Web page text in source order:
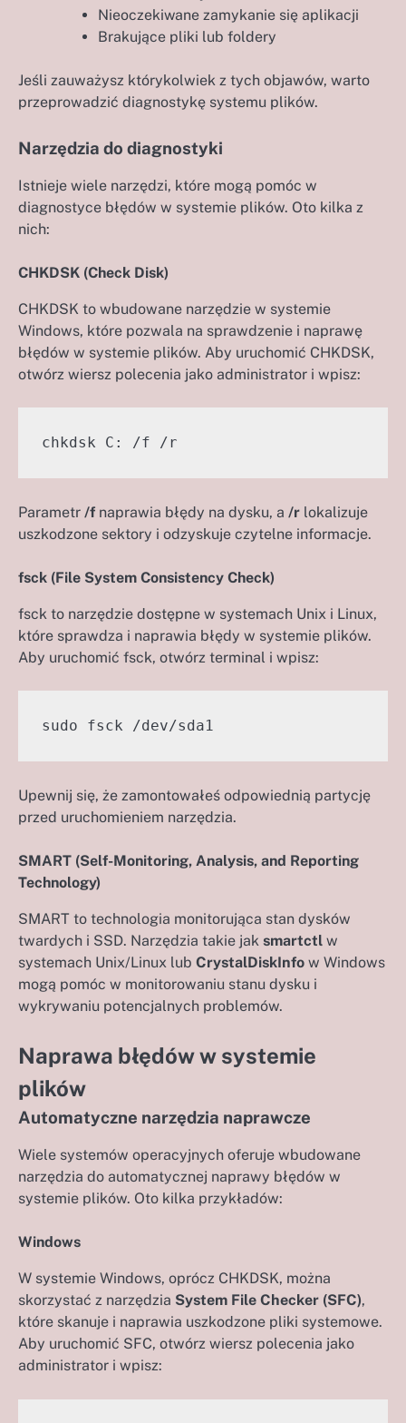
Nieoczekiwane zamykanie się aplikacji
Brakujące pliki lub foldery
Jeśli zauważysz którykolwiek z tych objawów, warto
przeprowadzić diagnostykę systemu plików.
Narzędzia do diagnostyki
Istnieje wiele narzędzi, które mogą pomóc w
diagnostyce błędów w systemie plików. Oto kilka z
nich:
CHKDSK (Check Disk)
CHKDSK to wbudowane narzędzie w systemie
Windows, które pozwala na sprawdzenie i naprawę
błędów w systemie plików. Aby uruchomić CHKDSK,
otwórz wiersz polecenia jako administrator i wpisz:
chkdsk C: /f /r
Parametr /f naprawia błędy na dysku, a /r lokalizuje
uszkodzone sektory i odzyskuje czytelne informacje.
fsck (File System Consistency Check)
fsck to narzędzie dostępne w systemach Unix i Linux,
które sprawdza i naprawia błędy w systemie plików.
Aby uruchomić fsck, otwórz terminal i wpisz:
sudo fsck /dev/sda1
Upewnij się, że zamontowałeś odpowiednią partycję
przed uruchomieniem narzędzia.
SMART (Self-Monitoring, Analysis, and Reporting
Technology)
SMART to technologia monitorująca stan dysków
twardych i SSD. Narzędzia takie jak smartctl w
systemach Unix/Linux lub CrystalDiskInfo w Windows
mogą pomóc w monitorowaniu stanu dysku i
wykrywaniu potencjalnych problemów.
Naprawa błędów w systemie
plików
Automatyczne narzędzia naprawcze
Wiele systemów operacyjnych oferuje wbudowane
narzędzia do automatycznej naprawy błędów w
systemie plików. Oto kilka przykładów:
Windows
W systemie Windows, oprócz CHKDSK, można
skorzystać z narzędzia System File Checker (SFC),
które skanuje i naprawia uszkodzone pliki systemowe.
Aby uruchomić SFC, otwórz wiersz polecenia jako
administrator i wpisz: